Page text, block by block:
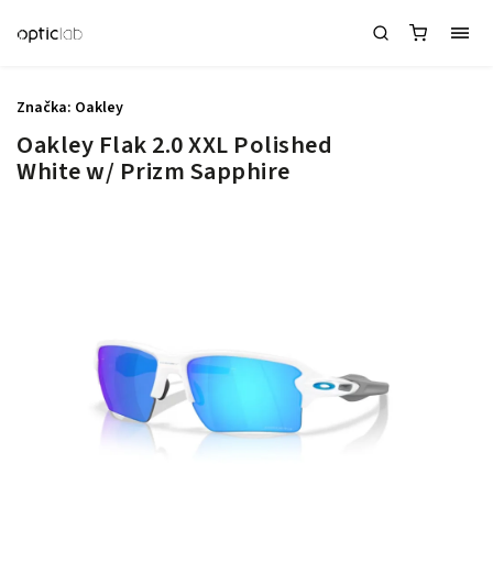
Oakley Flak 2.0 XXL Polished
White w/ Prizm Sapphire
Značka: Oakley